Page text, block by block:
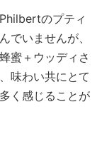
のプティ
でいませんが、
蜜＋ウッディさ
味わい共にとて
く感じることが